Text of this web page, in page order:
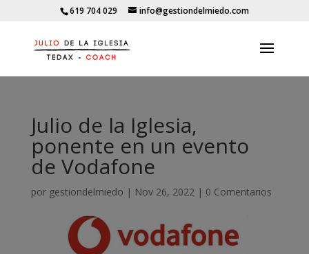
619 704 029 info@gestiondelmiedo.com
Julio de la Iglesia,
ponente en un evento
de Vodafone
por gestiondelmiedo | Nov 26, 2022| 0 Comentarios